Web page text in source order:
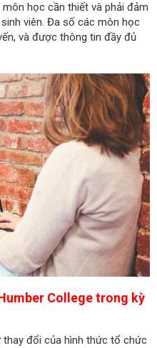
học cần thiết và phải đảm
viên. Đa số các môn học
và được thông tin đầy đủ
College trong kỳ
đổi của hình thức tổ chức